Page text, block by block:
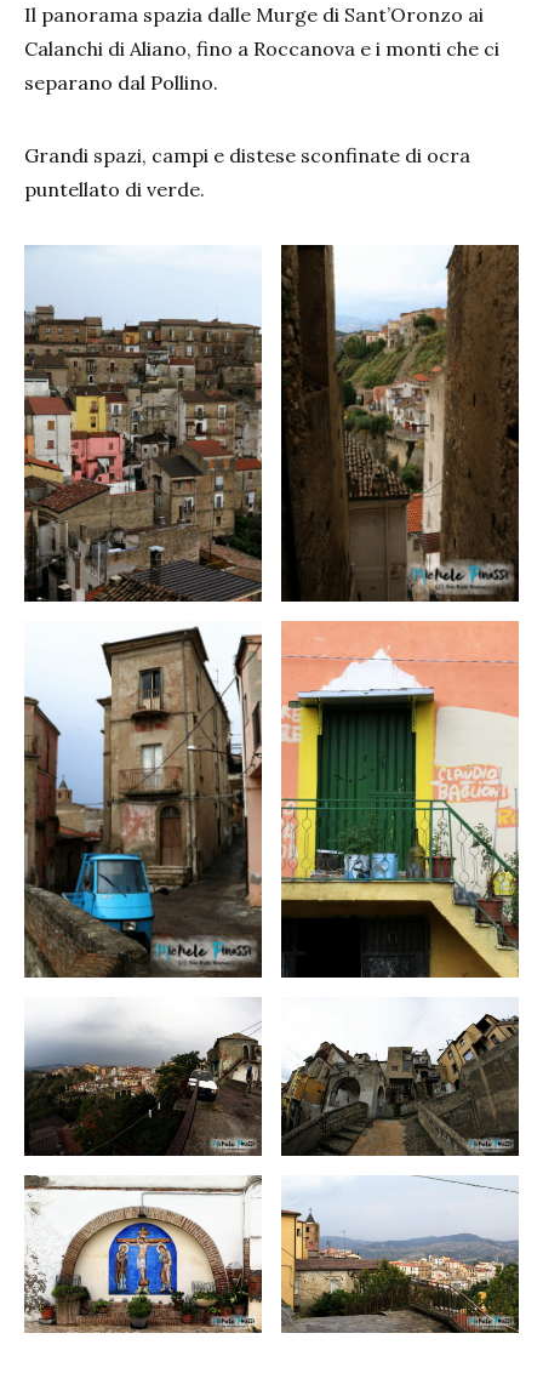
Il panorama spazia dalle Murge di Sant’Oronzo ai
Calanchi di Aliano, fino a Roccanova e i monti che ci
separano dal Pollino.
Grandi spazi, campi e distese sconfinate di ocra
puntellato di verde.